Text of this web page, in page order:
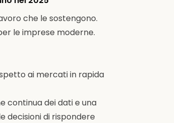
che le sostengono.
le imprese moderne.
ai mercati in rapida
continua dei dati e una
decisioni di rispondere